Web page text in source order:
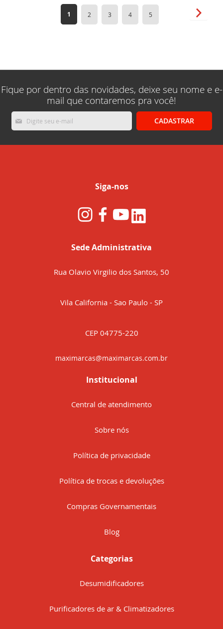
Página
Você
1 Página
2 Página
3 Página
4 Página
5
Fique por dentro das novidades, deixe seu nome e e-
mail que contaremos pra você!
Inscreva-
se
nossa
CADASTRAR
Siga-nos
Sede Administrativa
Rua Olavio Virgilio dos Santos, 50
Vila California - Sao Paulo - SP
CEP 04775-220
maximarcas@maximarcas.com.br
Institucional
Central de atendimento
Sobre nós
Política de privacidade
Política de trocas e devoluções
Compras Governamentais
Blog
Categorias
Desumidificadores
Purificadores de ar & Climatizadores